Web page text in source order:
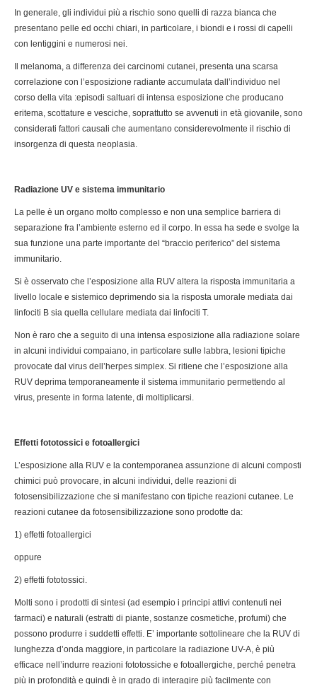
In generale, gli individui più a rischio sono quelli di razza bianca che
presentano pelle ed occhi chiari, in particolare, i biondi e i rossi di capelli
con lentiggini e numerosi nei.
Il melanoma, a differenza dei carcinomi cutanei, presenta una scarsa
correlazione con l’esposizione radiante accumulata dall’individuo nel
corso della vita :episodi saltuari di intensa esposizione che producano
eritema, scottature e vesciche, soprattutto se avvenuti in età giovanile, sono
considerati fattori causali che aumentano considerevolmente il rischio di
insorgenza di questa neoplasia.
Radiazione UV e sistema immunitario
La pelle è un organo molto complesso e non una semplice barriera di
separazione fra l’ambiente esterno ed il corpo. In essa ha sede e svolge la
sua funzione una parte importante del “braccio periferico” del sistema
immunitario.
Si è osservato che l’esposizione alla RUV altera la risposta immunitaria a
livello locale e sistemico deprimendo sia la risposta umorale mediata dai
linfociti B sia quella cellulare mediata dai linfociti T.
Non è raro che a seguito di una intensa esposizione alla radiazione solare
in alcuni individui compaiano, in particolare sulle labbra, lesioni tipiche
provocate dal virus dell’herpes simplex. Si ritiene che l’esposizione alla
RUV deprima temporaneamente il sistema immunitario permettendo al
virus, presente in forma latente, di moltiplicarsi.
Effetti fototossici e fotoallergici
L’esposizione alla RUV e la contemporanea assunzione di alcuni composti
chimici può provocare, in alcuni individui, delle reazioni di
fotosensibilizzazione che si manifestano con tipiche reazioni cutanee. Le
reazioni cutanee da fotosensibilizzazione sono prodotte da:
1) effetti fotoallergici
oppure
2) effetti fototossici.
Molti sono i prodotti di sintesi (ad esempio i principi attivi contenuti nei
farmaci) e naturali (estratti di piante, sostanze cosmetiche, profumi) che
possono produrre i suddetti effetti. E’ importante sottolineare che la RUV di
lunghezza d’onda maggiore, in particolare la radiazione UV-A, è più
efficace nell’indurre reazioni fototossiche e fotoallergiche, perché penetra
più in profondità e quindi è in grado di interagire più facilmente con